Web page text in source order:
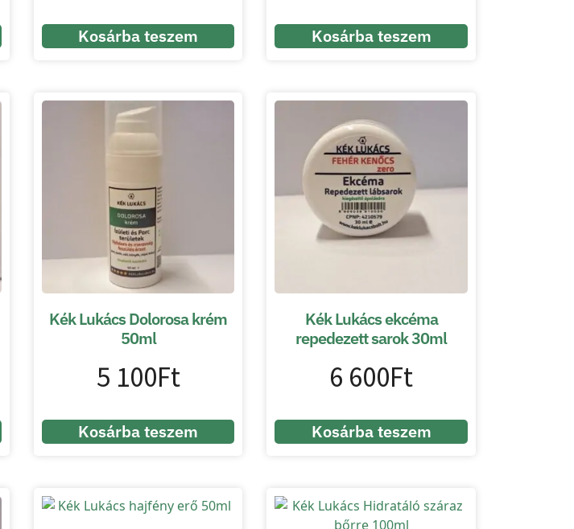
Kosárba teszem Kosárba teszem
Kék Lukács Dolorosa krém
50ml
5 100Ft
Kosárba teszem
Kék Lukács ekcéma
repedezett sarok 30ml
6 600Ft
Kosárba teszem